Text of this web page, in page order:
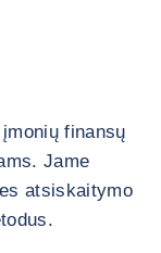
finansų
Jame
atsiskaitymo